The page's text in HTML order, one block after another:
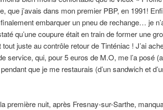
que j’avais dans mon premier PBP, en 1991!
embarquer un pneu de rechange… je
qu’une coupure était en train de former une
juste au contrôle retour de Tinténiac ! J’ai
service, qui, pour 5 euros de M.O, me l’a posé
que je me restaurais (d’un sandwich et
première nuit, après Fresnay-sur-Sarthe,